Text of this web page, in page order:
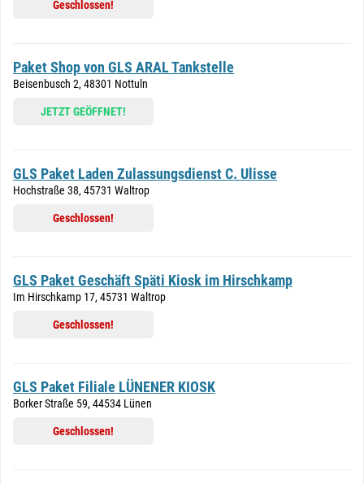
Geschlossen!
Paket Shop von GLS ARAL Tankstelle
Beisenbusch 2, 48301 Nottuln
JETZT GEÖFFNET!
GLS Paket Laden Zulassungsdienst C. Ulisse
Hochstraße 38, 45731 Waltrop
Geschlossen!
GLS Paket Geschäft Späti Kiosk im Hirschkamp
Im Hirschkamp 17, 45731 Waltrop
Geschlossen!
GLS Paket Filiale LÜNENER KIOSK
Borker Straße 59, 44534 Lünen
Geschlossen!